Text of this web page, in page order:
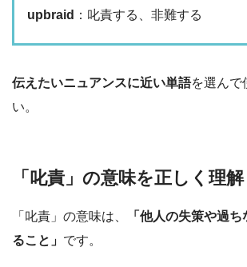
upbraid ：叱責する、非難する
伝えたいニュアンスに近い単語を選んで
い。
「叱責」の意味を正しく理
「叱責」の意味は、
「他人の失策や過
ること」 です。